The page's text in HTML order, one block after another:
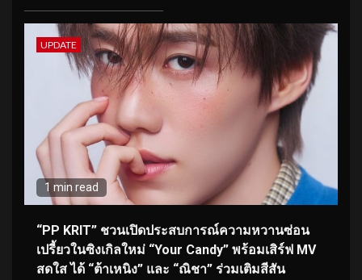
UPDATE
1 min read
“PP KRIT” ชวนเปิดประสบการณ์ความหวานซ่อน
เปรี้ยวในซิงเกิลใหม่ “Your Candy” พร้อมเสิร์ฟ MV
สดใส ได้ “ต้าเหนิง” และ “ณิชา” ร่วมเติมสีสัน